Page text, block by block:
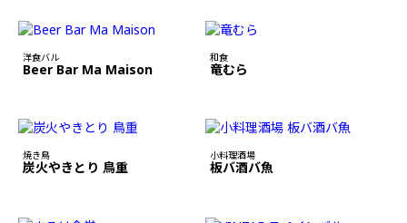
洋食バル
Beer Bar Ma Maison
和食
竜むら
焼き鳥
炭火やきとり 鳥重
小料理酒場
板バ酒バ魚